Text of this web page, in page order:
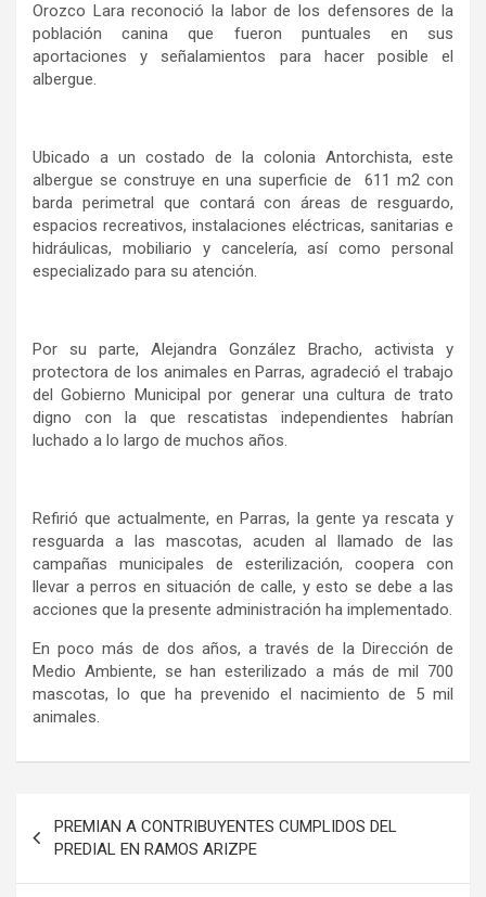
Orozco Lara reconoció la labor de los defensores de la
población canina que fueron puntuales en sus
aportaciones y señalamientos para hacer posible el
albergue.
Ubicado a un costado de la colonia Antorchista, este
albergue se construye en una superficie de 611 m2 con
barda perimetral que contará con áreas de resguardo,
espacios recreativos, instalaciones eléctricas, sanitarias e
hidráulicas, mobiliario y cancelería, así como personal
especializado para su atención.
Por su parte, Alejandra González Bracho, activista y
protectora de los animales en Parras, agradeció el trabajo
del Gobierno Municipal por generar una cultura de trato
digno con la que rescatistas independientes habrían
luchado a lo largo de muchos años.
Refirió que actualmente, en Parras, la gente ya rescata y
resguarda a las mascotas, acuden al llamado de las
campañas municipales de esterilización, coopera con
llevar a perros en situación de calle, y esto se debe a las
acciones que la presente administración ha implementado.
En poco más de dos años, a través de la Dirección de
Medio Ambiente, se han esterilizado a más de mil 700
mascotas, lo que ha prevenido el nacimiento de 5 mil
animales.
de
entradas
PREMIAN A CONTRIBUYENTES CUMPLIDOS DEL
PREDIAL EN RAMOS ARIZPE